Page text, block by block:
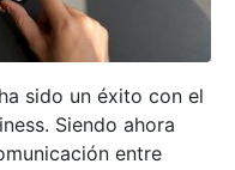
sido un éxito con el
Siendo ahora
entre